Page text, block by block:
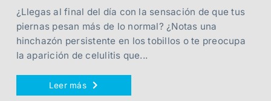
¿Llegas al final del día con la sensación de que tus
piernas pesan más de lo normal? ¿Notas una
hinchazón persistente en los tobillos o te preocupa
la aparición de celulitis que...
Leer más